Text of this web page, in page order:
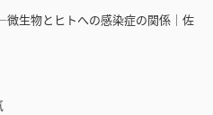
生物とヒトへの感染症の関係｜佐